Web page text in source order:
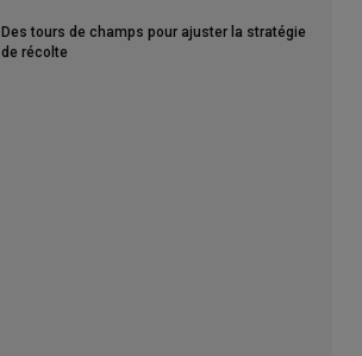
Des tours de champs pour ajuster la stratégie
de récolte